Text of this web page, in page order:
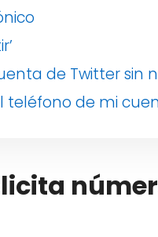
de Twitter sin
teléfono de mi